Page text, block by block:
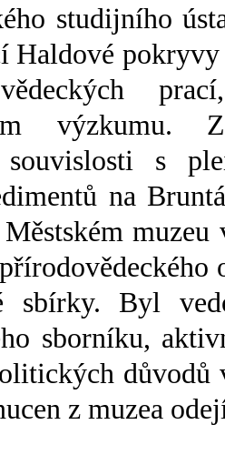
studijního
Haldové
vědeckých
výzkumu.
s
na
sbírky. Byl
sborníku,
z muzea